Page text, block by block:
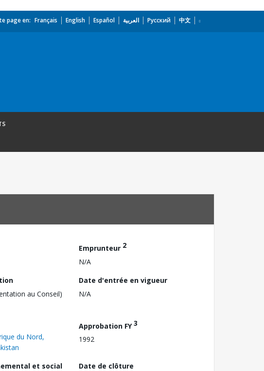
page en: Français English Español العربية Русский 中文
Emprunteur 2
N/A
au Conseil)
Date d'entrée en vigueur
N/A
du Nord,
Approbation FY3
1992
et social
Date de clôture